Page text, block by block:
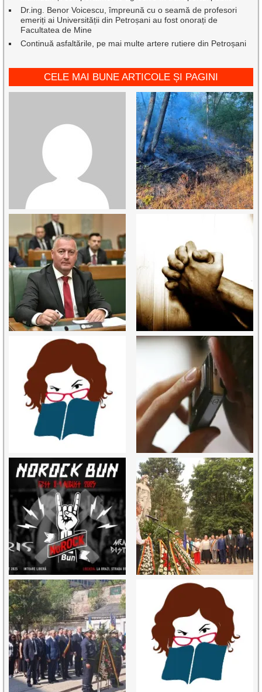
Dr.ing. Benor Voicescu, împreună cu o seamă de profesori
emeriți ai Universității din Petroșani au fost onorați de
Facultatea de Mine
Continuă asfaltările, pe mai multe artere rutiere din Petroșani
CELE MAI BUNE ARTICOLE ȘI PAGINI